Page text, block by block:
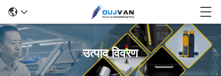
उत्पाद विवरण